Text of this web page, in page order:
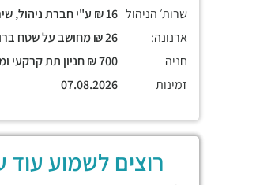
שרות׳ הניהול
ארנונה:
חניה
זמינות
רוצים לשמוע עוד